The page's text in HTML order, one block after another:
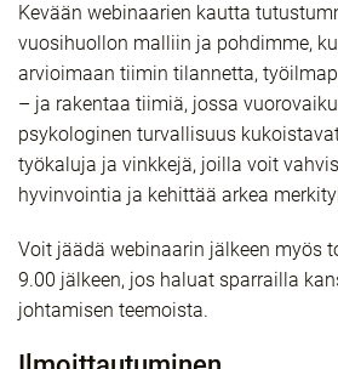
Kevään webinaarien kautta
vuosihuollon malliin ja pohdimme,
arvioimaan tiimin tilannetta,
– ja rakentaa tiimiä, jossa
psykologinen turvallisuus
työkaluja ja vinkkejä, joilla voit
hyvinvointia ja kehittää arkea
Voit jäädä webinaarin jälkeen myös
9.00 jälkeen, jos haluat sparrailla
johtamisen teemoista.